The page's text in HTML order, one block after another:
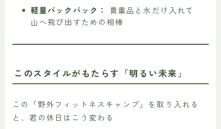
軽量バックパック：
貴重品と水だけ入れて
山へ飛び出すための相棒
このスタイルがもたらす「明るい未来」
この「野外フィットネスキャンプ」を取り入れる
と、君の休日はこう変わる